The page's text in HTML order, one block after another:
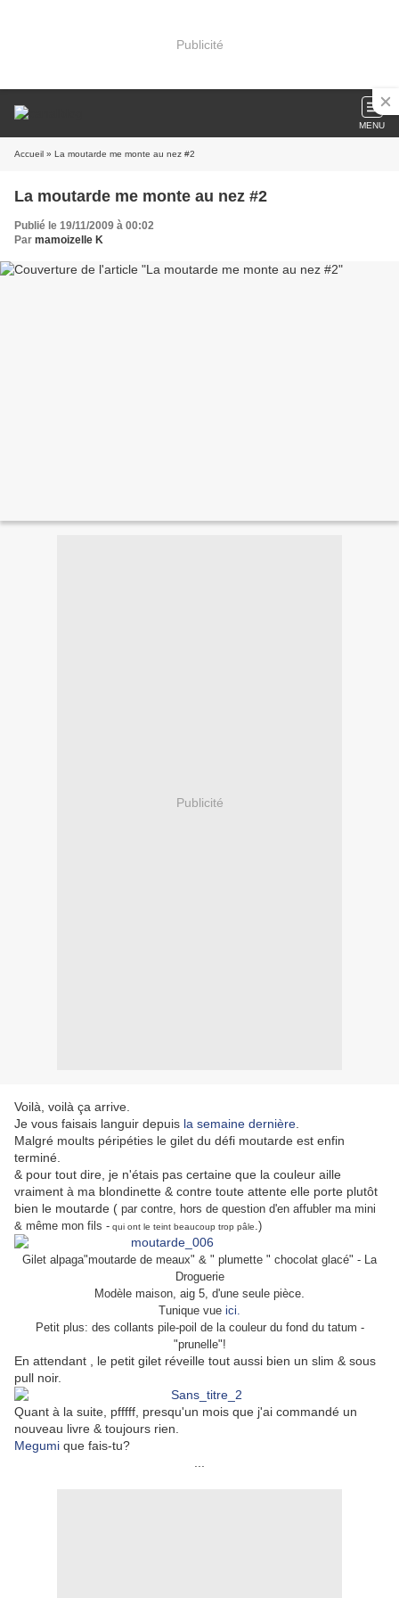
Publicité
MENU
Accueil » La moutarde me monte au nez #2
La moutarde me monte au nez #2
Publié le 19/11/2009 à 00:02
Par mamoizelle K
Publicité
Voilà, voilà ça arrive.
Je vous faisais languir depuis la semaine dernière
Malgré moults péripéties le gilet du défi moutarde est enfin
terminé.
& pour tout dire, je n'étais pas certaine que la couleur aille
vraiment à ma blondinette & contre toute attente elle porte plutôt
bien le moutarde ( par contre, hors de question d'en affubler ma mini
& même mon fils - qui ont le teint beaucoup trop pâle.)
Gilet alpaga"moutarde de meaux" & " plumette " chocolat glacé" - La
Droguerie
Modèle maison, aig 5, d'une seule pièce
Tunique vue ici.
Petit plus: des collants pile-poil de la couleur du fond du tatum -
"prunelle"!
En attendant , le petit gilet réveille tout aussi bien un slim & sous
pull noir.
Quant à la suite, pfffff, presqu'un mois que j'ai commandé un
nouveau livre & toujours rien.
Megumi que fais-tu?